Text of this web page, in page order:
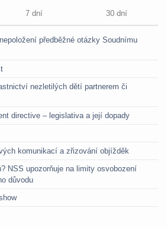
7 dní 30 dní
předběžné otázky Soudnímu
nezletilých dětí partnerem či
directive – legislativa a její dopady
komunikací a zřizování objížděk
NSS upozorňuje na limity osvobození
důvodu